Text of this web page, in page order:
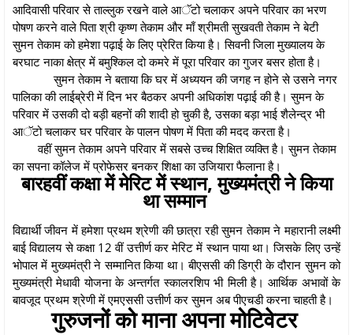
आदिवासी परिवार से ताल्लुक रखने वाले आॅटो चलाकर अपने परिवार का भरण
पोषण करने वाले पिता श्री कृष्ण तेकाम और माँ श्रीमती सुखवती तेकाम ने बेटी
सुमन तेकाम को हमेशा पढ़ाई के लिए प्रेरित किया है। सिवनी जिला मुख्यालय के
बरघाट नाका क्षेत्र में बमुश्किल दो कमरे में पूरा परिवार का गुजर बसर होता है।
सुमन तेकाम ने बताया कि घर में अध्ययन की जगह न‌ होने से उसने नगर
पालिका की लाईब्रेरी में दिन भर बैठकर अपनी अधिकांश पढ़ाई की है। सुमन के
परिवार में उसकी दो बड़ी बहनों की शादी हो चुकी है, उसका बड़ा भाई शैलेन्द्र भी
आॅटो चलाकर घर परिवार के पालन पोषण में पिता की मदद करता है।
वहीं सुमन तेकाम अपने परिवार में सबसे उच्च शिक्षित व्यक्ति है। सुमन तेकाम
का सपना कॉलेज में प्रोफेसर बनकर शिक्षा का उजियारा फैलाना है।
बारहवीं कक्षा में मेरिट में स्थान, मुख्यमंत्री ने किया
था सम्मान
विद्यार्थी जीवन में हमेशा प्रथम श्रेणी की छात्रा रही सुमन तेकाम ने महारानी लक्ष्मी
बाई विद्यालय से कक्षा 12 वीं उत्तीर्ण कर मेरिट में स्थान पाया था। जिसके लिए उन्हें
भोपाल में मुख्यमंत्री ने सम्मानित किया था। बीएससी की डिग्री के दौरान सुमन को
मुख्यमंत्री मेधावी योजना के अन्तर्गत स्कालरशिप भी मिली है। आर्थिक अभावों के
बावजूद प्रथम श्रेणी में एमएससी उत्तीर्ण कर सुमन अब पीएचडी करना चाहती है।
गुरुजनों को माना अपना मोटिवेटर